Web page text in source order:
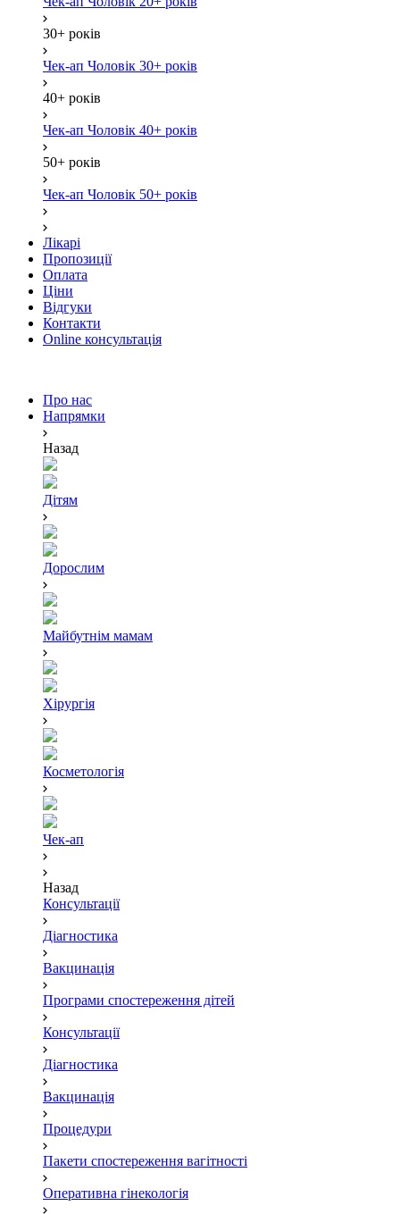
30+ років
Чек-ап Чоловік 30+ років
40+ років
Чек-ап Чоловік 40+ років
50+ років
Чек-ап Чоловік 50+ років
Лікарі
Пропозиції
Оплата
Ціни
Відгуки
Контакти
Online консультація
Про нас
Напрямки
Назад
Дітям
Дорослим
Майбутнім мамам
Хірургія
Косметологія
Чек-ап
Назад
Консультації
Діагностика
Вакцинація
Програми спостереження дітей
Консультації
Діагностика
Вакцинація
Процедури
Пакети спостереження вагітності
Оперативна гінекологія